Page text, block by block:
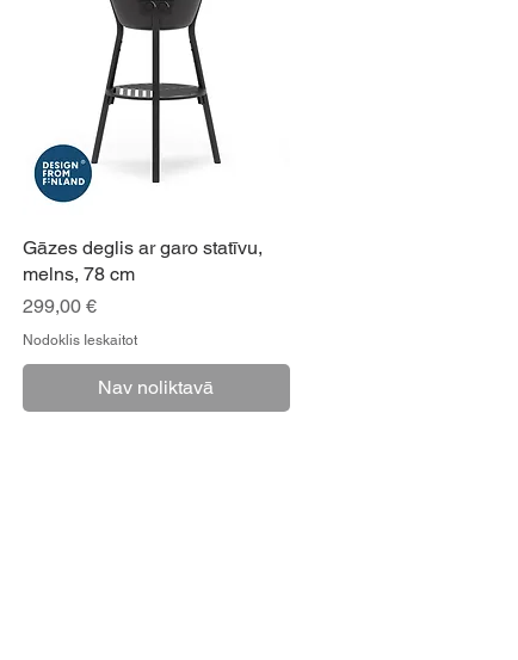
Gāzes deglis ar garo statīvu,
melns, 78 cm
Cena
299,00 €
Nodoklis Ieskaitot
Nav noliktavā